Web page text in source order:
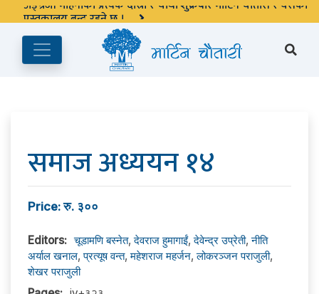
अङ्ग्रेजी महिनाको प्रत्येक दोस्रो र चौथो शुक्रबार मार्टिन चौतारी र यसको
पुस्तकालय बन्द रहने छ ।
समाज अध्ययन १४
Price: रु. ३००
Editors: चूडामणि बस्नेत,देवराज हुमागाईं,देवेन्द्र उप्रेती,नीति
अर्याल खनाल,प्रत्यूष वन्त,महेशराज महर्जन,लोकरञ्‍जन पराजुली,
शेखर पराजुली